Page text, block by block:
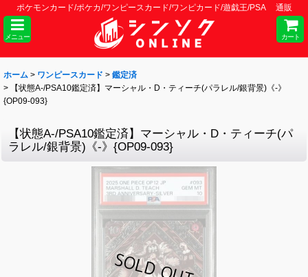
ポケモンカード/ポケカ/ワンピースカード/ワンピカード/遊戯王/PSA 通販
メニュー カート
ホーム > ワンピースカード > 鑑定済
>
【状態A-/PSA10鑑定済】マーシャル・D・ティーチ(パラレル/銀背景)《-》
{OP09-093}
【状態A-/PSA10鑑定済】マーシャル・D・ティーチ(パ
ラレル/銀背景)《-》{OP09-093}